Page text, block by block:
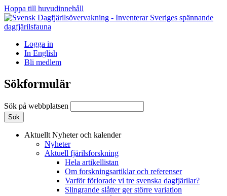
Hoppa till huvudinnehåll
Logga in
In English
Bli medlem
Sökformulär
Sök på webbplatsen
Aktuellt Nyheter och kalender
Nyheter
Aktuell fjärilsforskning
Hela artikellistan
Om forskningsartiklar och referenser
Varför förlorade vi tre svenska dagfjärilar?
Slingrande slåtter ger större variation